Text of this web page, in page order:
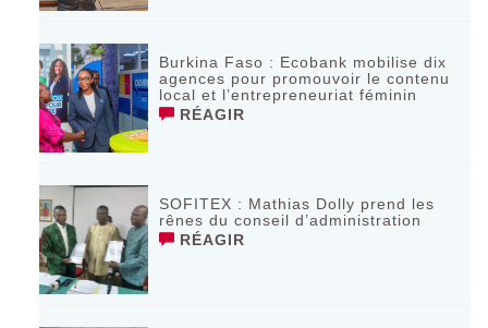
Burkina Faso : Ecobank mobilise dix
agences pour promouvoir le contenu
local et l’entrepreneuriat féminin
RÉAGIR
SOFITEX : Mathias Dolly prend les
rênes du conseil d’administration
RÉAGIR